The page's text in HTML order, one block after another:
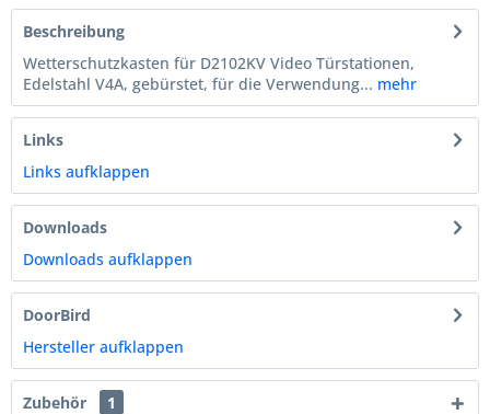
Beschreibung
Wetterschutzkasten für D2102KV Video Türstationen,
Edelstahl V4A, gebürstet, für die Verwendung... mehr
Links
Links aufklappen
Downloads
Downloads aufklappen
DoorBird
Hersteller aufklappen
Zubehör 1